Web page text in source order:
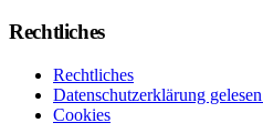
Rechtliches
Rechtliches
Datenschutzerklärung
Cookies